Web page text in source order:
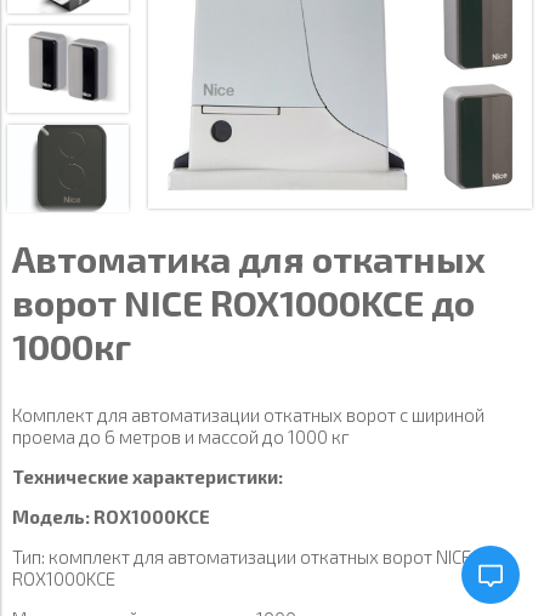
Автоматика для откатных
ворот NICE ROX1000KCE до
1000кг
Комплект для автоматизации откатных ворот с шириной
проема до 6 метров и массой до 1000 кг
Технические характеристики:
Модель: ROX1000KCE
Тип: комплект для автоматизации откатных ворот NICE
ROX1000KCE